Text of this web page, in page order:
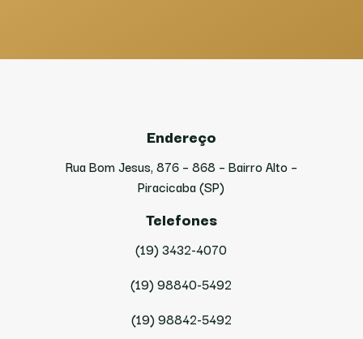
Endereço
Rua Bom Jesus, 876 – 868 – Bairro Alto –
Piracicaba (SP)
Telefones
(19) 3432-4070
(19) 98840-5492
(19) 98842-5492